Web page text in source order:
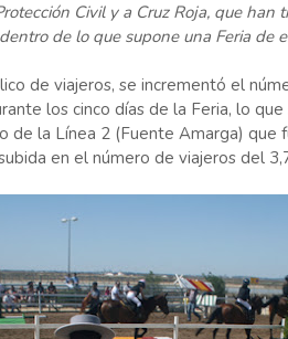
Civil y a Cruz Roja, que
de lo que supone una Feria de
de viajeros, se incrementó el
los cinco días de la Feria, lo
de la Línea 2 (Fuente Amarga) que
en el número de viajeros del